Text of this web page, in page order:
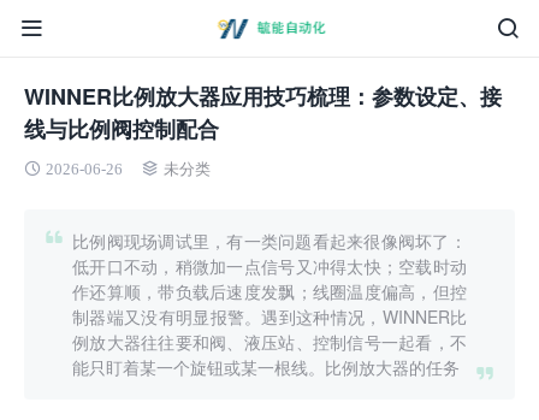
WINNER比例放大器应用技巧梳理：参数设定、接
线与比例阀控制配合
2026-06-26 未分类
比例阀现场调试里，有一类问题看起来很像阀坏了：
低开口不动，稍微加一点信号又冲得太快；空载时动
作还算顺，带负载后速度发飘；线圈温度偏高，但控
制器端又没有明显报警。遇到这种情况，WINNER比
例放大器往往要和阀、液压站、控制信号一起看，不
能只盯着某一个旋钮或某一根线。比例放大器的任务